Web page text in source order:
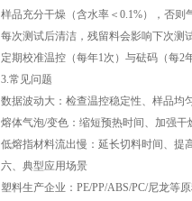
样品充分干燥（含水率＜0.1%），否则
每次测试后清洁，残留料会影响下次测
定期校准温控（每年1次）与砝码（每2
3.常见问题
数据波动大：检查温控稳定性、样品均
熔体气泡/变色：缩短预热时间、加强干
低熔指材料流出慢：延长切料时间、提
六、典型应用场景
塑料生产企业：PE/PP/ABS/PC/尼龙等